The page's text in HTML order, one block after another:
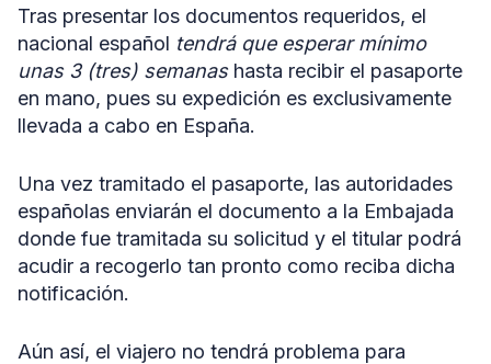
Tras presentar los documentos requeridos, el
nacional español tendrá que esperar mínimo
unas 3 (tres) semanashasta recibir el pasaporte
en mano, pues su expedición es exclusivamente
llevada a cabo en España.
Una vez tramitado el pasaporte, las autoridades
españolas enviarán el documento a la Embajada
donde fue tramitada su solicitud y el titular podrá
acudir a recogerlo tan pronto como reciba dicha
notificación.
Aún así, el viajero no tendrá problema para